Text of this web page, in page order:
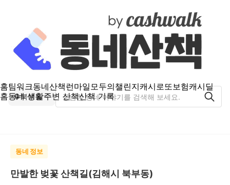
홈팀워크동네산책런마일모두의챌린지캐시로또보험캐시딜
홈동네 생활주변 산책산책 기록
북부동
동네 정보
만발한 벚꽃 산책길(김해시 북부동)